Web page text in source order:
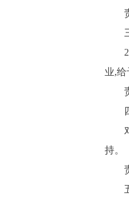
责
三
业,给
责
四
对
持。
责
五